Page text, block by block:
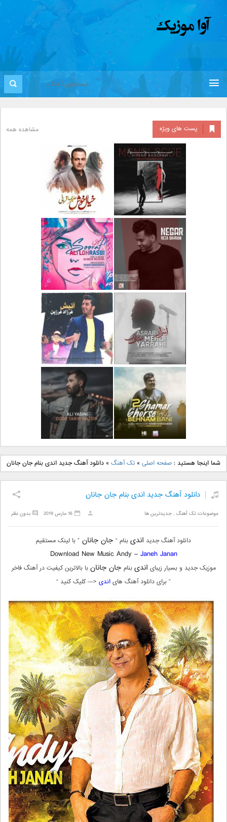
پست های ویژه مشاهده همه
دانلود آلبوم جدید سیروان
خسروی بنام مونولوگ
دانلود آهنگ جدید علیرضا
قربانی بنام خیال خوش
دانلود آهنگ جدید رضا
بهرام بنام نگار
دانلود آهنگ جدید علی
لهراسبی بنام صورت
دانلود آهنگ جدید مهدی
یراحی بنام اسرار
دانلود آهنگ جدید فرزاد
فرزین بنام آتیش
دانلود آهنگ جدید بهنام
بانی بنام قرص قمر 2
دانلود آهنگ جدید علی
یاسینی بنام دورترین نزدیک
شما اینجا هستید :صفحه اصلی »تک آهنگ »دانلود آهنگ جدید اندی بنام جان جانان
دانلود آهنگ جدید اندی بنام جان جانان
موضوعات:تک آهنگ ,جدیدترین ها بدون نظر 16 مارس 2019
دانلود آهنگ جدید اندیبنام “ جان جانان ” با لینک مستقیم
Download New Music Andy –Janeh Janan
موزیک جدید و بسیار زیبای اندیبنام جان جانانبا بالاترین کیفیت در آهنگ فاخر
” برای دانلود آهنگ هایاندی <— کلیک کنید “